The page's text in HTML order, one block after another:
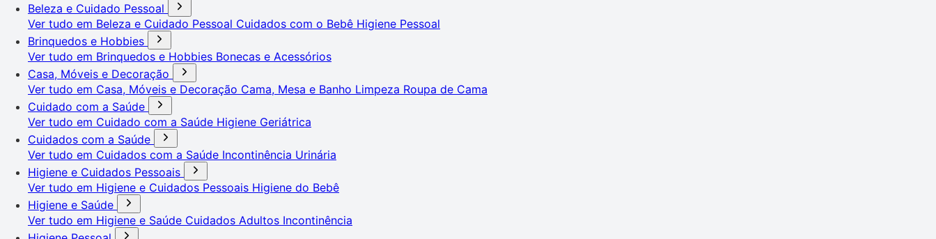
Beleza e Cuidado Pessoal
Ver tudo em Beleza e Cuidado Pessoal Cuidados com o Bebê Higiene Pessoal
Brinquedos e Hobbies
Ver tudo em Brinquedos e Hobbies Bonecas e Acessórios
Casa, Móveis e Decoração
Ver tudo em Casa, Móveis e Decoração Cama, Mesa e Banho Limpeza Roupa de Cama
Cuidado com a Saúde
Ver tudo em Cuidado com a Saúde Higiene Geriátrica
Cuidados com a Saúde
Ver tudo em Cuidados com a Saúde Incontinência Urinária
Higiene e Cuidados Pessoais
Ver tudo em Higiene e Cuidados Pessoais Higiene do Bebê
Higiene e Saúde
Ver tudo em Higiene e Saúde Cuidados Adultos Incontinência